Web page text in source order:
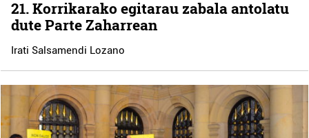
21. Korrikarako egitarau zabala antolatu
dute Parte Zaharrean
Irati Salsamendi Lozano